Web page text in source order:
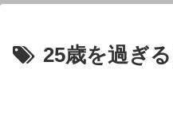
25歳を過ぎ